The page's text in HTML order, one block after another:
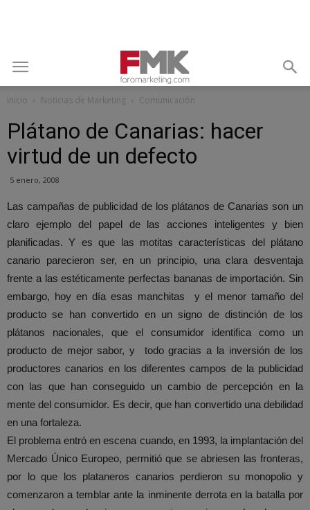
Inicio Noticias de Marketing Comunicación
Plátano de Canarias: hacer
virtud de un defecto
5 enero, 2008
Las campañas de publicidad de los plátanos de Canarias son un
claro ejemplo del papel de las acciones inteligentes y bien
planificadas. Y es que las motitas características del plátano
canario parecieron ser, en un principio, una clara desventaja
frente a las estéticamente perfectas bananas de importación. Sin
embargo, hoy en día esas manchitas y el menor tamaño del
producto se han convertido en un signo de distinción de los
plátanos nacionales, que el consumidor identifica como un
producto de mejor sabor, y todo gracias a la inversión de los
productores canarios en los diferentes campos de la publicidad
con las que han conseguido un cambio de percepción en la
mente del consumidor. Es decir, que han convertido una debilidad
en una fortaleza.
El problema entró en escena cuando, en 1993, la implantación del
Mercado Único Europeo, permitió que se abriesen las fronteras,
por lo que los plataneros canarios perdieron su monopolio y
comenzaron a temblar ante la inminente derrota en la batalla por